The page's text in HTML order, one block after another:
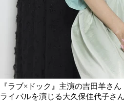
『ラブ×ドック』主演の吉田羊さ
ライバルを演じる大久保佳代子さん